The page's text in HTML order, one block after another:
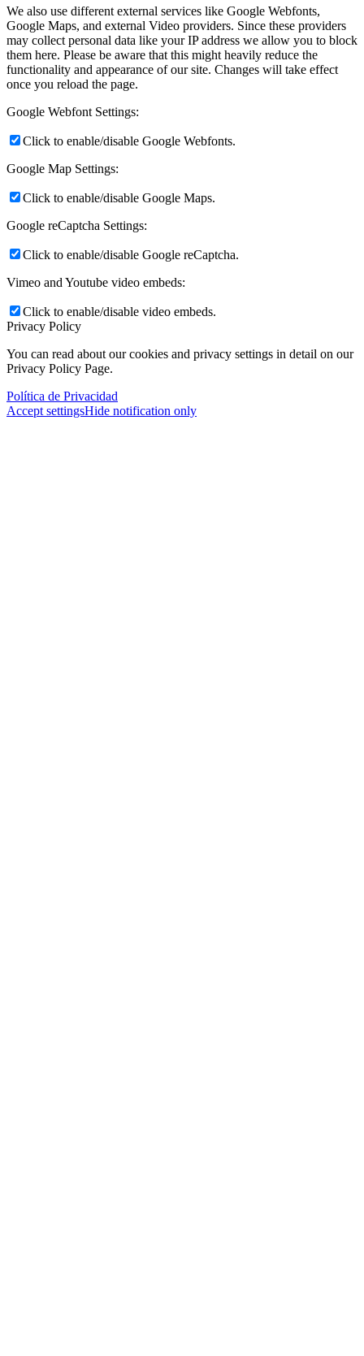
We also use different external services like Google Webfonts,
Google Maps, and external Video providers. Since these providers
may collect personal data like your IP address we allow you to block
them here. Please be aware that this might heavily reduce the
functionality and appearance of our site. Changes will take effect
once you reload the page.
Google Webfont Settings:
Click to enable/disable Google Webfonts.
Google Map Settings:
Click to enable/disable Google Maps.
Google reCaptcha Settings:
Click to enable/disable Google reCaptcha.
Vimeo and Youtube video embeds:
Click to enable/disable video embeds.
Privacy Policy
You can read about our cookies and privacy settings in detail on our
Privacy Policy Page.
Política de Privacidad
Accept settingsHide notification only